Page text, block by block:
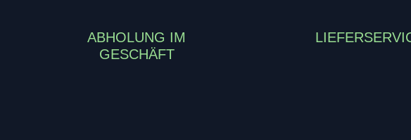
ABHOLUNG IM
GESCHÄFT